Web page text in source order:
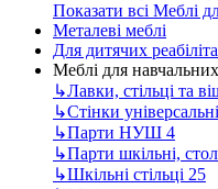
Показати всі Меблі
Металеві меблі
Для дитячих
Меблі для навчальних
↳Лавки, стільці та
↳Стінки
↳Парти НУШ 4
↳Парти шкільні,
↳Шкільні стільці 25